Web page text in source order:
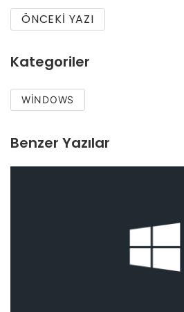
ÖNCEKI YAZI
Kategoriler
WINDOWS
Benzer Yazılar